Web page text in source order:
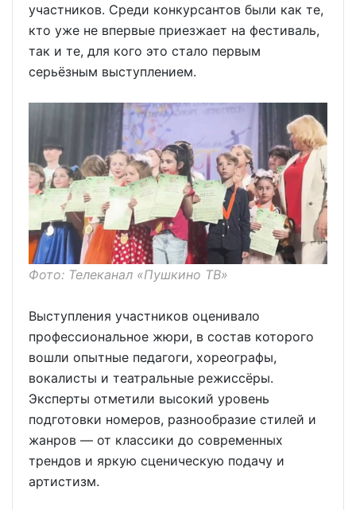
участников. Среди конкурсантов были как те,
кто уже не впервые приезжает на фестиваль,
так и те, для кого это стало первым
серьёзным выступлением.
Фото: Телеканал «Пушкино ТВ»
Выступления участников оценивало
профессиональное жюри, в состав которого
вошли опытные педагоги, хореографы,
вокалисты и театральные режиссёры.
Эксперты отметили высокий уровень
подготовки номеров, разнообразие стилей и
жанров — от классики до современных
трендов и яркую сценическую подачу и
артистизм.